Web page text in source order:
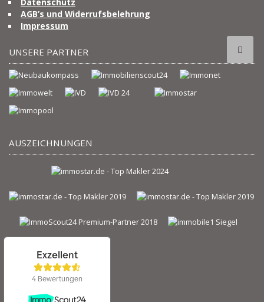
Datenschutz
AGB’s und Widerrufsbelehrung
Impressum
UNSERE PARTNER
AUSZEICHNUNGEN